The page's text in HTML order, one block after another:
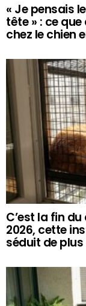
« Je pensais
tête » : ce
chez le chien
C’est la fin
2026, cette
séduit de